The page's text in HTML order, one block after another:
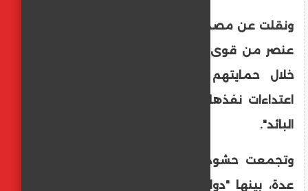
ونقلت عن مصدر أمني (لم تسمه) "استشهاد
عنصر من قوى الأمن الداخلي وإصابة آخرين
خلال حمايتهم الاحتجاجات باللاذقية جراء
اعتداءات نفذها مسلّحون من فلول النظام
البائد".
وتجمعت حشود من الأشخاص في مواقع
عدة، بينها "دوار الزراعة" و"دوار الأزهري" في